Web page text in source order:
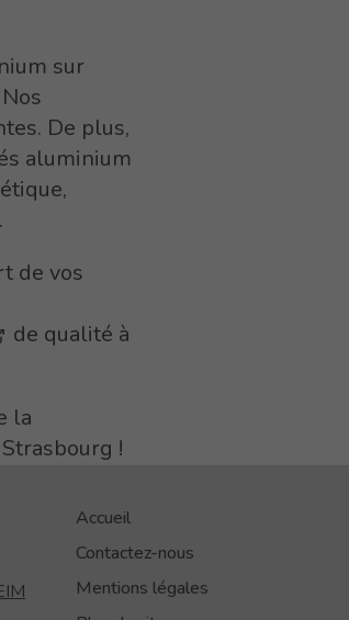
sur
De plus,
aluminium
de vos
de qualité à
la
!
Accueil
Contactez-nous
Mentions légales